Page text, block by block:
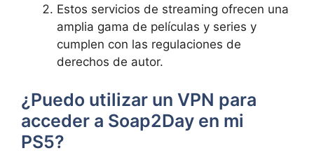
Estos servicios de streaming ofrecen una
amplia gama de películas y series y
⁤cumplen con‌ las⁤ regulaciones de
derechos de autor.
¿Puedo utilizar ⁢un⁤ VPN‌ para
‍acceder a Soap2Day ⁣en mi
PS5?